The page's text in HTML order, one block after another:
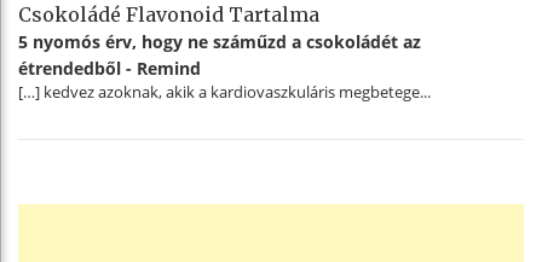
Csokoládé Flavonoid Tartalma
5 nyomós érv, hogy ne száműzd a csokoládét az
étrendedből - Remind
[…] kedvez azoknak, akik a kardiovaszkuláris megbetege...